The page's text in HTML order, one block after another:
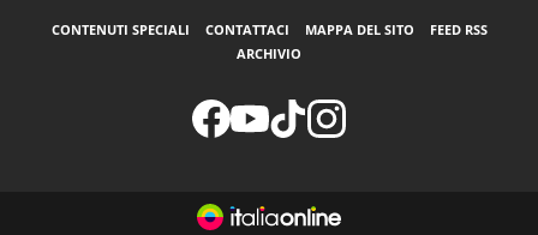
CONTENUTI SPECIALI CONTATTACI MAPPA DEL SITO
FEED RSS
ARCHIVIO